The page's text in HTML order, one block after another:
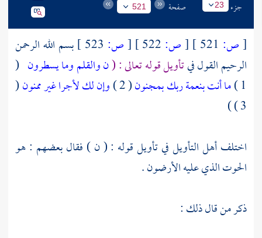
جزء 23 صفحة 521
[ص: [ص: [ص:
بسم الله الرحمن
الرحيم القول فيتأويل قوله تعالى : (ن والقلم وما يسطرون (
1 ) ما أنت بنعمة ربك بمجنون( 2 ) وإن لك لأجرا غير ممنون(
3 ) )
اختلف أهل التأويل في تأويل قوله : ( ن ) فقال بعضهم : هو
الحوت الذي عليه الأرضون .
ذكر من قال ذلك :